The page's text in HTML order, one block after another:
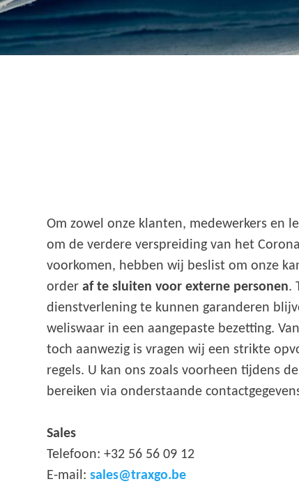
Om zowel onze klanten, medewerkers en
om de verdere verspreiding van het
voorkomen, hebben wij beslist om onze
orderaf te sluiten voor externe personen.
dienstverlening te kunnen garanderen
weliswaar in een aangepaste bezetting.
toch aanwezig is vragen wij een strikte
regels. U kan ons zoals voorheen tijdens
bereiken via onderstaande
Sales
Telefoon: +32 56 56 09 12
E-mail:sales@traxgo.be